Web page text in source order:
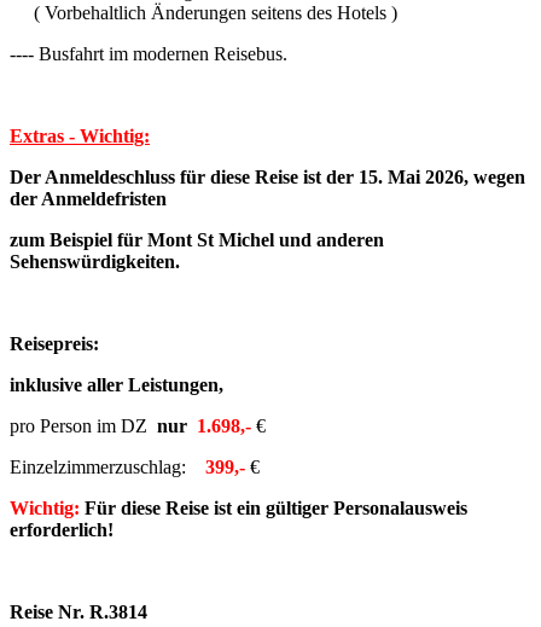
( Vorbehaltlich Änderungen seitens des Hotels )
---- Busfahrt im modernen Reisebus.
Extras - Wichtig:
Der Anmeldeschluss für diese Reise ist der 15. Mai 2026, wegen
der Anmeldefristen
zum Beispiel für Mont St Michel und anderen
Sehenswürdigkeiten.
Reisepreis:
inklusive aller Leistungen,
pro Person im DZ nur 1.698,- €
Einzelzimmerzuschlag: 399,- €
Wichtig: Für diese Reise ist ein gültiger Personalausweis
erforderlich!
Reise Nr. R.3814